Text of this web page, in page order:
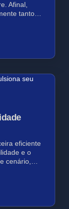
Afinal,
tanto…
eficiente
e o
cenário,…